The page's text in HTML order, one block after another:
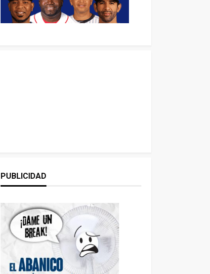
PUBLICIDAD